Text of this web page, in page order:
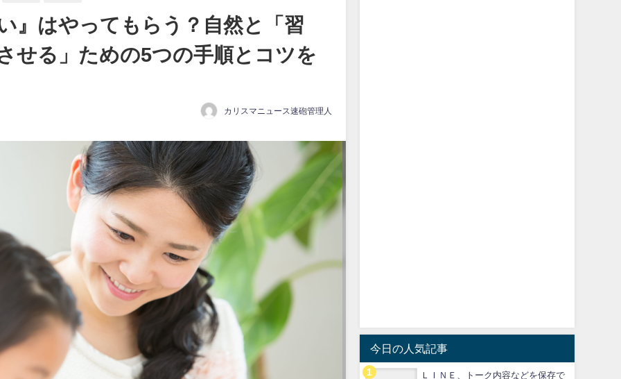
』はやってもらう？自然と「習
せる」ための5つの手順とコツを
カリスマニュース速砲管理人
今日の人気記事
ＬＩＮＥ、トーク内容などを保存で